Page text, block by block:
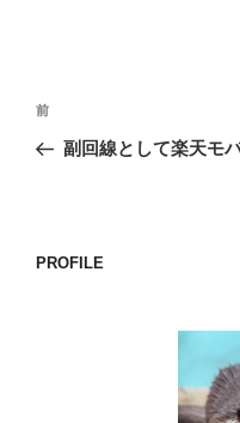
投
ナ
ー
前
の
前
副回線として楽天モ
PROFILE